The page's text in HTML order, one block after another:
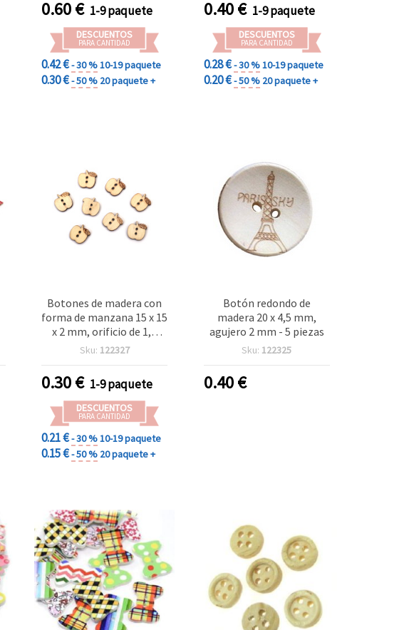
0.60€ 1-9 paquete
DESCUENTOS
PARA CANTIDAD
0.42 €- 30 %10-19 paquete
0.30 €- 50 % 20 paquete +
0.40€ 1-9 paquete
DESCUENTOS
PARA CANTIDAD
0.28 €- 30 %10-19 paquete
0.20 €- 50 % 20 paquete +
Botones de madera con
forma de manzana 15 x 15
x 2 mm, orificio de 1,5
mm, color madera
manualidades
Sku: 122327
0.30€ 1-9 paquete
DESCUENTOS
PARA CANTIDAD
0.21 €- 30 %10-19 paquete
0.15 €- 50 % 20 paquete +
Botón redondo de
madera 20 x 4,5 mm,
agujero 2 mm - 5 piezas
Sku: 122325
0.40€